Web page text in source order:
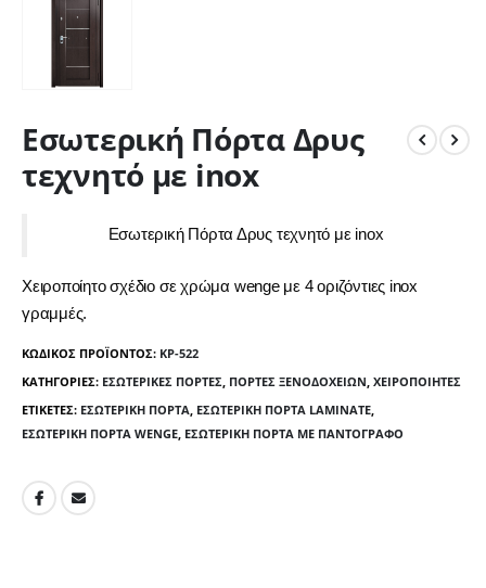
Εσωτερική Πόρτα Δρυς
τεχνητό με inox
Εσωτερική Πόρτα Δρυς τεχνητό με inox
Χειροποίητο σχέδιο σε χρώμα wenge με 4 οριζόντιες inox
γραμμές.
ΚΩΔΙΚΌΣ ΠΡΟΪΌΝΤΟΣ: KP-522
ΚΑΤΗΓΟΡΊΕΣ: ΕΣΩΤΕΡΙΚΈΣ ΠΌΡΤΕΣ ΠΌΡΤΕΣ ΞΕΝΟΔΟΧΕΊΩΝ ΧΕΙΡΟΠΟΊΗΤΕΣ
ΕΤΙΚΈΤΕΣ: ΕΣΩΤΕΡΙΚΉ ΠΌΡΤΑ ΕΣΩΤΕΡΙΚΉ ΠΌΡΤΑ LAMINATE
ΕΣΩΤΕΡΙΚΉ ΠΌΡΤΑ WENGE ΕΣΩΤΕΡΙΚΉ ΠΌΡΤΑ ΜΕ ΠΑΝΤΟΓΡΆΦΟ